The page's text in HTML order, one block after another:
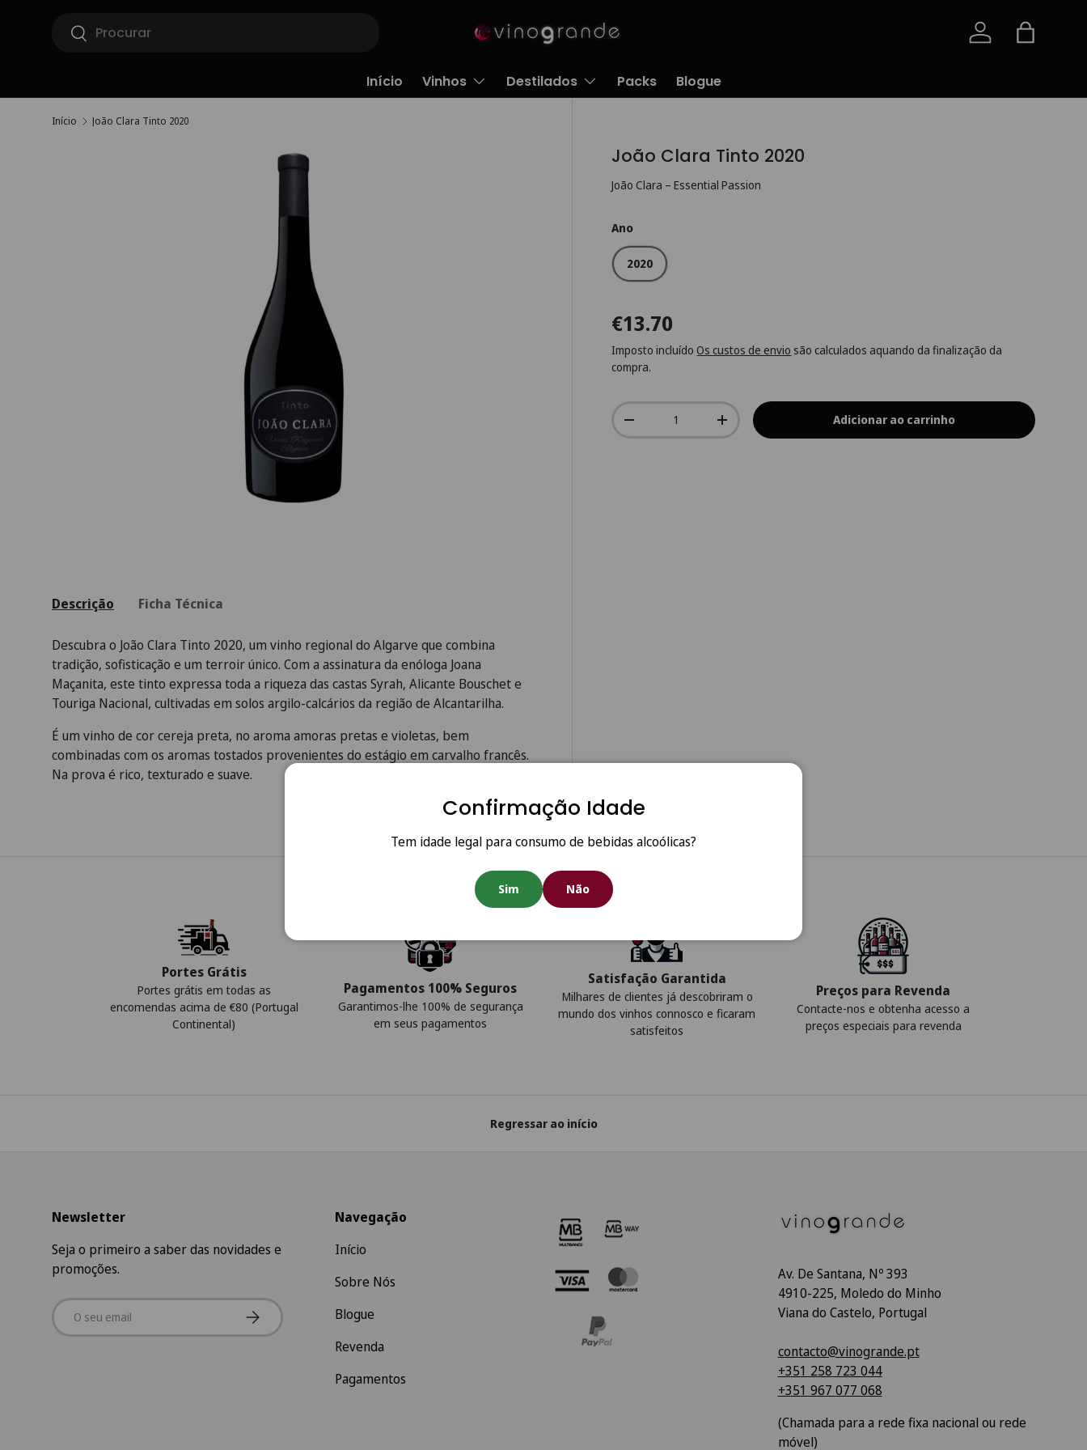
Ir para o conteúdo
Pesquisar
Pesquisar Iniciar sessão
Saco
Início Vinhos Destilados Packs Blogue
Início João Clara Tinto 2020
João Clara Tinto 2020
João Clara – Essential Passion
Ano
2020
€13.70
Imposto incluído Os custos de envio são calculados aquando da finalização da
compra.
Qtd.
-
+ Adicionar ao carrinho
Descrição Ficha Técnica
Descubra o João Clara Tinto 2020, um vinho regional do Algarve que combina
tradição, sofisticação e um terroir único. Com a assinatura da enóloga Joana
Maçanita, este tinto expressa toda a riqueza das castas Syrah, Alicante Bouschet e
Touriga Nacional, cultivadas em solos argilo-calcários da região de Alcantarilha.
É um vinho de cor cereja preta, no aroma amoras pretas e violetas, bem
combinadas com os aromas tostados provenientes do estágio em carvalho francês.
Na prova é rico, texturado e suave.
Confirmação Idade
Tem idade legal para consumo de bebidas alcoólicas?
Sim Não
Portes Grátis
Portes grátis em todas as
encomendas acima de €80 (Portugal
Continental)
Pagamentos 100% Seguros
Garantimos-lhe 100% de segurança
em seus pagamentos
Satisfação Garantida
Milhares de clientes já descobriram o
mundo dos vinhos connosco e ficaram
satisfeitos
Preços para Revenda
Contacte-nos e obtenha acesso a
preços especiais para revenda
Regressar ao início
Newsletter
Seja o primeiro a saber das novidades e
promoções.
Email Subscrever
Navegação
Início
Sobre Nós
Blogue
Revenda
Pagamentos
Av. De Santana, Nº 393
4910-225, Moledo do Minho
Viana do Castelo, Portugal
contacto@vinogrande.pt
+351 258 723 044
+351 967 077 068
(Chamada para a rede fixa nacional ou rede
móvel)